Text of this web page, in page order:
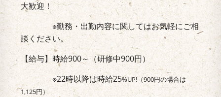
大歓迎！
※勤務・出勤内容に関してはお気軽にご相
談ください。
【給与】時給900～（研修中900円）
※22時以降は時給25%UP!（900円の場合は
1,125円）